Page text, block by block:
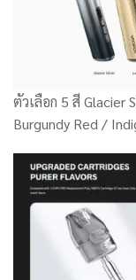
ตัวเลือก 5 สี Glacier
Burgundy Red /